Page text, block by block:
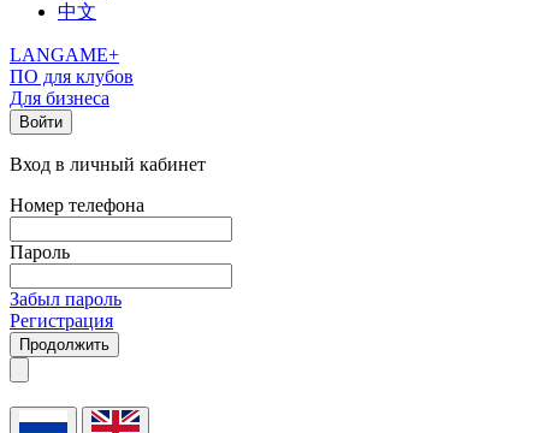
中文
LANGAME+
ПО для клубов
Для бизнеса
Войти
Вход в личный кабинет
Номер телефона
Пароль
Забыл пароль
Регистрация
Продолжить